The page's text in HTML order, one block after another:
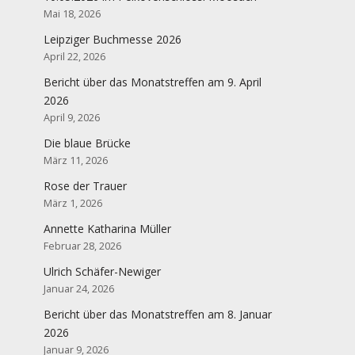
Mai 18, 2026
Leipziger Buchmesse 2026
April 22, 2026
Bericht über das Monatstreffen am 9. April
2026
April 9, 2026
Die blaue Brücke
März 11, 2026
Rose der Trauer
März 1, 2026
Annette Katharina Müller
Februar 28, 2026
Ulrich Schäfer-Newiger
Januar 24, 2026
Bericht über das Monatstreffen am 8. Januar
2026
Januar 9, 2026